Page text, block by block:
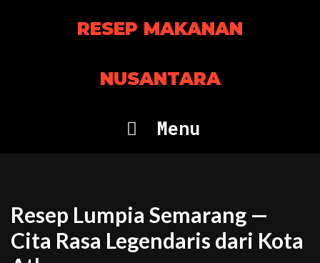
RESEP MAKANAN
NUSANTARA
Menu
Resep Lumpia Semarang —
Cita Rasa Legendaris dari Kota